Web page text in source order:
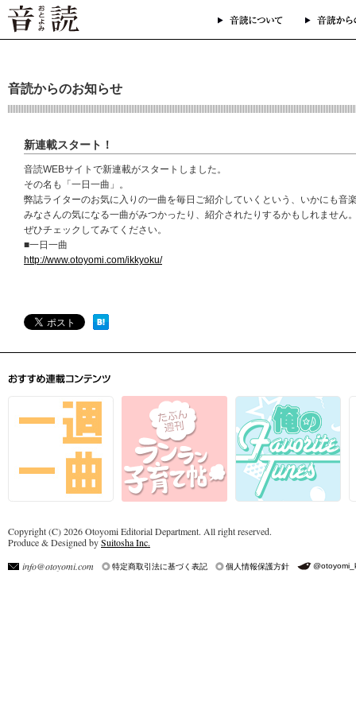
音読からのお知らせ
新連載スタート！
音読WEBサイトで新連載がスタートしました。
その名も「一日一曲」。
弊誌ライターのお気に入りの一曲を毎日ご紹介していくという、いかにも音
みなさんの気になる一曲がみつかったり、紹介されたりするかもしれません
ぜひチェックしてみてください。
■一日一曲
http://www.otoyomi.com/ikkyoku/
Copyright (C) 2026 Otoyomi Editorial Department. All right reserved.
Produce & Designed bySuitosha Inc.
info@otoyomi.com
特定商取引法に基づく表記 個人情報保護方針